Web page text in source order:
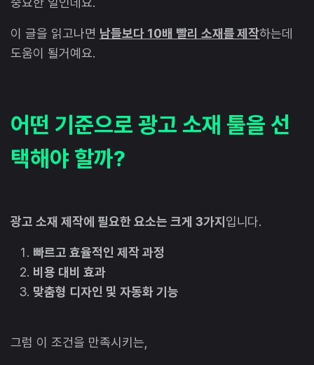
이 글을 읽고나면 남들보다 10배 빨리 소재를 제작하는데
도움이 될거예요.
어떤 기준으로 광고 소재 툴을 선
택해야 할까?
광고 소재 제작에 필요한 요소는 크게 3가지 입니다.
빠르고 효율적인 제작 과정
비용 대비 효과
맞춤형 디자인 및 자동화 기능
그럼 이 조건을 만족시키는,